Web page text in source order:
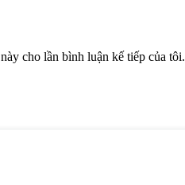
cho lần bình luận kế tiếp của tôi.